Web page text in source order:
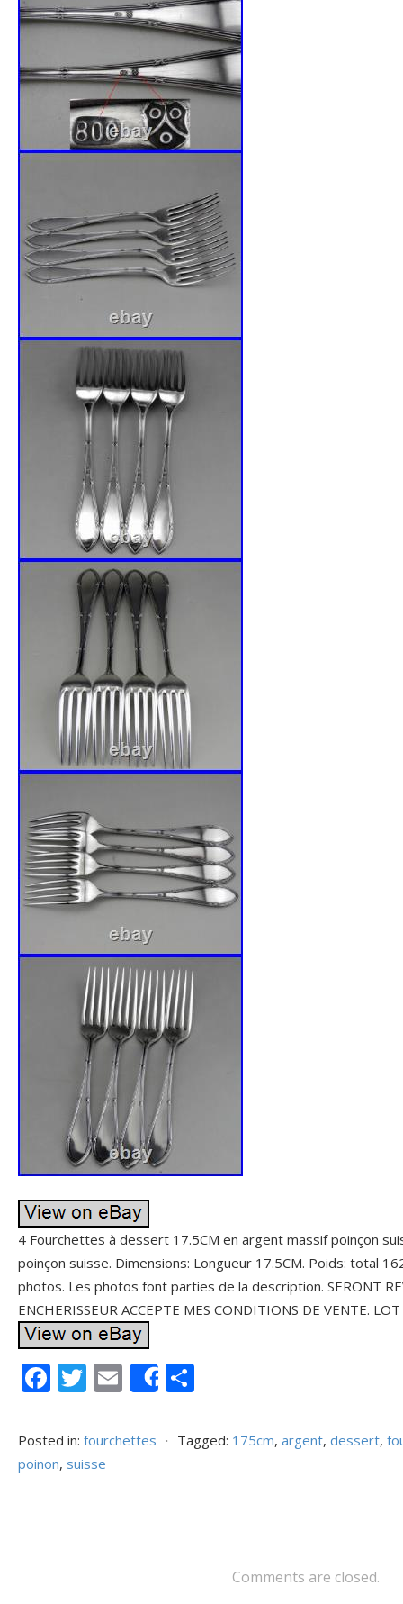
4 Fourchettes à dessert 17.5CM en argent massif poinçon
poinçon suisse. Dimensions: Longueur 17.5CM. Poids: total
photos. Les photos font parties de la description. SERONT
ENCHERISSEUR ACCEPTE MES CONDITIONS DE VENTE.
F
e
b
T
itt
er
E
ai
Share
ta
Posted in: fourchettes ⋅ Tagged: 175cm, argent, dessert,
poinon, suisse
Comments are closed.